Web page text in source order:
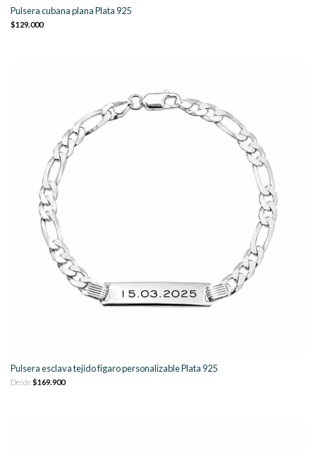
Pulsera cubana plana Plata 925
$129.000
Pulsera esclava tejido fígaro personalizable Plata 925
Desde$169.900